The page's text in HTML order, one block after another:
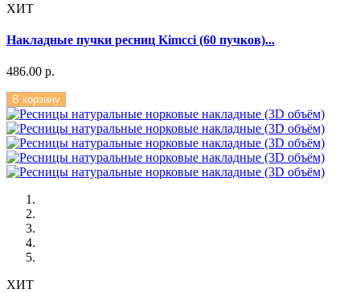
ХИТ
Накладные пучки ресниц Kimcci (60 пучков)...
486.00 р.
В корзину
ХИТ